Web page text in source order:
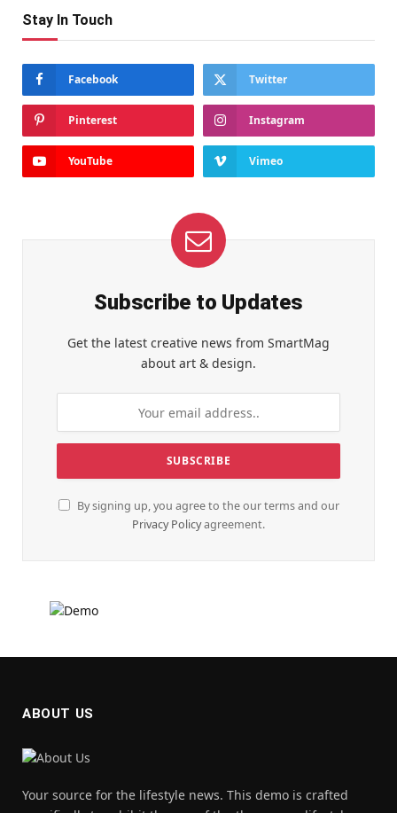
Stay In Touch
Facebook Twitter
Pinterest Instagram
YouTube Vimeo
Subscribe to Updates
Get the latest creative news from SmartMag
about art & design.
By signing up, you agree to the our terms and our
Privacy Policyagreement.
ABOUT US
Your source for the lifestyle news. This demo is crafted